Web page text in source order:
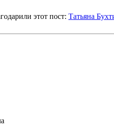
этот пост: Татьяна